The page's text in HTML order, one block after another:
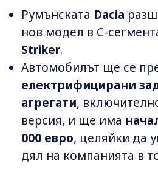
Румънската Dacia
нов модел в C-
Striker.
Автомобилът ще се
електрифицирани
агрегати,
версия, и ще има
000 евро, целяйки да
дял на компанията в